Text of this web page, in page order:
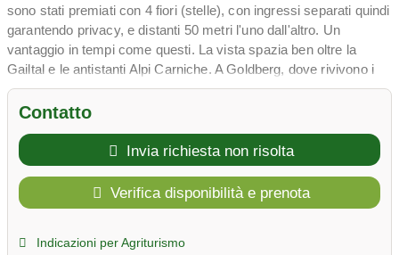
sono stati premiati con 4 fiori (stelle), con ingressi separati quindi
garantendo privacy, e distanti 50 metri l'uno dall'altro. Un
vantaggio in tempi come questi. La vista spazia ben oltre la
Gailtal e le antistanti Alpi Carniche. A Goldberg, dove rivivono i
ricordi d'infanzia, numerose avventure attendono i vacanzieri
grandi e piccini: lavorare nel laboratorio del legno, pernottare
mangiare a capre e mucche, escursioni guidate, scoprire da
dove viene il miele , partecipando a prodotti botanici da forno,
passeggiate su pony, falò e molto altro ancora.
Contatto
Invia richiesta non risolta
Verifica disponibilità e prenota
Indicazioni per Agriturismo